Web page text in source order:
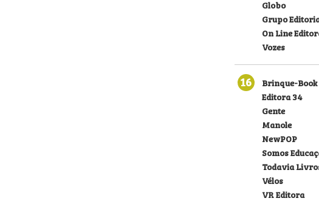
Globo
Grupo
On Line
Vozes
16
Brinque-Book
Editora 34
Gente
Manole
NewPOP
Somos
Todavia
Vélos
VR Editora